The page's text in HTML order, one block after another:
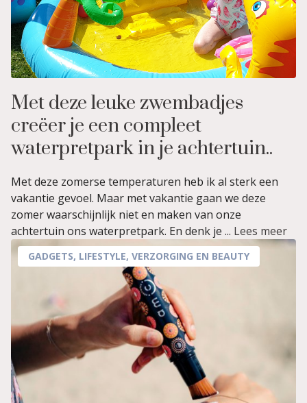
Met deze leuke zwembadjes
creëer je een compleet
waterpretpark in je achtertuin..
Met deze zomerse temperaturen heb ik al sterk een
vakantie gevoel. Maar met vakantie gaan we deze
zomer waarschijnlijk niet en maken van onze
achtertuin ons waterpretpark. En denk je ... Lees meer
GADGETS, LIFESTYLE, VERZORGING EN BEAUTY